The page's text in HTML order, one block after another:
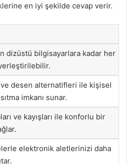
en iyi şekilde cevap verir.
dizüstü bilgisayarlara kadar her
ve desen alternatifleri ile kişisel
imkanı sunar.
ve kayışları ile konforlu bir
elektronik aletlerinizi daha